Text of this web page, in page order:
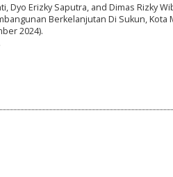
Dyo Erizky Saputra, and Dimas Rizky
Berkelanjutan Di Sukun, Kota
2024).